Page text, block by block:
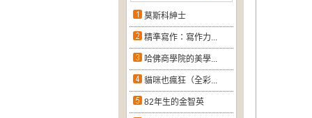
莫斯科紳士
精準寫作：寫作力...
哈佛商學院的美學...
貓咪也瘋狂（全彩...
82年生的金智英